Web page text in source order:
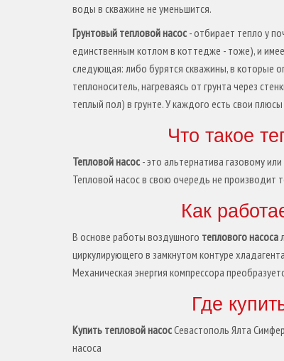
воды в скважине не уменьшится.
Грунтовый тепловой насос - отбирает тепло у
единственным котлом в коттедже - тоже), и
следующая: либо бурятся скважины, в которые
теплоноситель, нагреваясь от грунта через
теплый пол) в грунте. У каждого есть свои
Что такое
Тепловой насос - это альтернатива газовому
Тепловой насос в свою очередь не производит
Как
В основе работы воздушного теплового насоса
циркулирующего в замкнутом контуре
Механическая энергия компрессора
Где
Купить тепловой насосСевастополь Ялта
насоса